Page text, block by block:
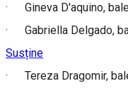
· Gineva D'aquino,
· Gabriella Delgado,
Susține
· Tereza Dragomir,